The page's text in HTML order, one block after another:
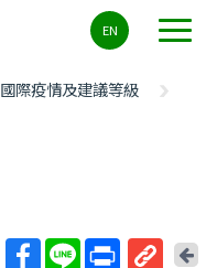
EN
國際疫情及建議等級
回